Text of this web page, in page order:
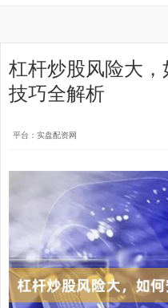
杠杆炒股风险大
技巧全解析
平台：实盘配资网